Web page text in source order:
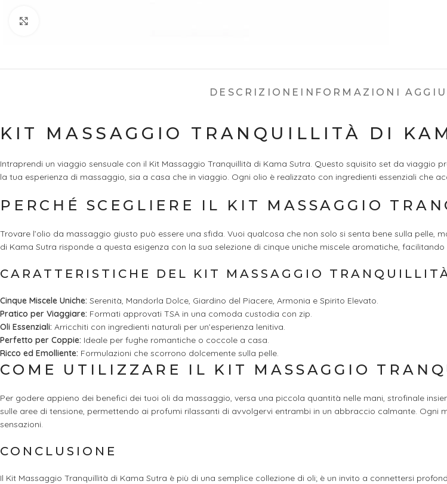
DESCRIZIONE INFORMAZIONI
KIT MASSAGGIO TRANQUILLITÀ DI
Intraprendi un viaggio sensuale con il Kit Massaggio Tranquillità di Kama Sutra. Questo squisito set da
la tua esperienza di massaggio, sia a casa che in viaggio. Ogni olio è realizzato con ingredienti essenziali che
PERCHÉ SCEGLIERE IL KIT MASSAGGIO
Trovare l’olio da massaggio giusto può essere una sfida. Vuoi qualcosa che non solo si senta bene sulla pelle,
di Kama Sutra risponde a questa esigenza con la sua selezione di cinque uniche miscele aromatiche,
CARATTERISTICHE DEL KIT MASSAGGIO
Cinque Miscele Uniche: Serenità, Mandorla Dolce, Giardino del Piacere, Armonia e Spirito Elevato.
Pratico per Viaggiare: Formati approvati TSA in una comoda custodia con zip.
Oli Essenziali: Arricchiti con ingredienti naturali per un’esperienza lenitiva.
Perfetto per Coppie: Ideale per fughe romantiche o coccole a casa.
Ricco ed Emolliente: Formulazioni che scorrono dolcemente sulla pelle.
COME UTILIZZARE IL KIT MASSAGGIO
Per godere appieno dei benefici dei tuoi oli da massaggio, versa una piccola quantità nelle mani, strofinale
sulle aree di tensione, permettendo ai profumi rilassanti di avvolgervi entrambi in un abbraccio calmante. Ogni
sensazioni.
CONCLUSIONE
Il Kit Massaggio Tranquillità di Kama Sutra è più di una semplice collezione di oli; è un invito a connettersi